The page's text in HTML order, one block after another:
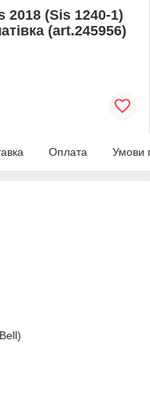
(Sis 1240-1)
(art.245956)
Оплата Умови